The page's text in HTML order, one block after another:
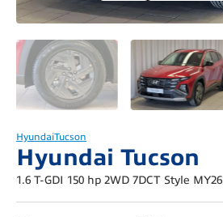
HyundaiTucson
Hyundai Tucson
1.6 T-GDI 150 hp 2WD 7DCT Style MY26